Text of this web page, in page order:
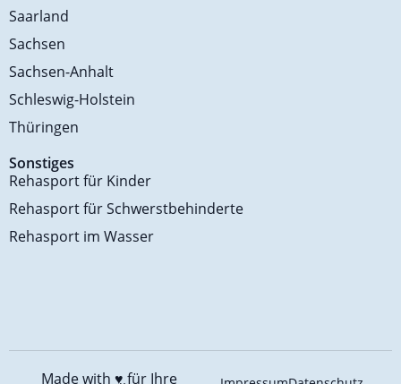
Saarland
Sachsen
Sachsen-Anhalt
Schleswig-Holstein
Thüringen
Sonstiges
Rehasport für Kinder
Rehasport für Schwerstbehinderte
Rehasport im Wasser
Made with ♥️für Ihre